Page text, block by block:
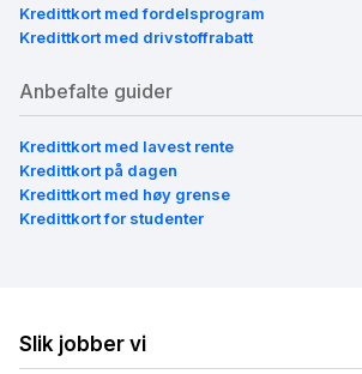
Kredittkort med fordelsprogram
Kredittkort med drivstoffrabatt
Anbefalte guider
Kredittkort med lavest rente
Kredittkort på dagen
Kredittkort med høy grense
Kredittkort for studenter
Slik jobber vi